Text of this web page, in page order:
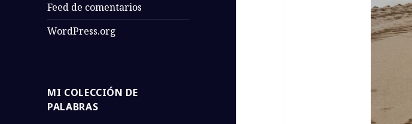
Feed de comentarios
WordPress.org
MI COLECCIÓN DE
PALABRAS